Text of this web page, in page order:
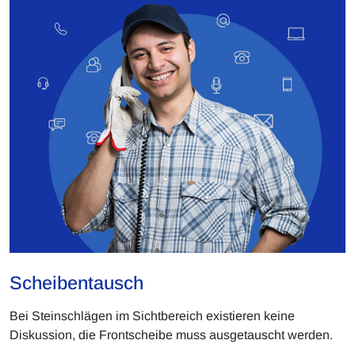
Scheibentausch
Bei Steinschlägen im Sichtbereich existieren keine
Diskussion, die Frontscheibe muss ausgetauscht werden.